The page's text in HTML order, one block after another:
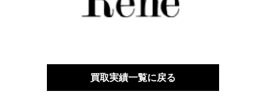
買取実績一覧に戻る